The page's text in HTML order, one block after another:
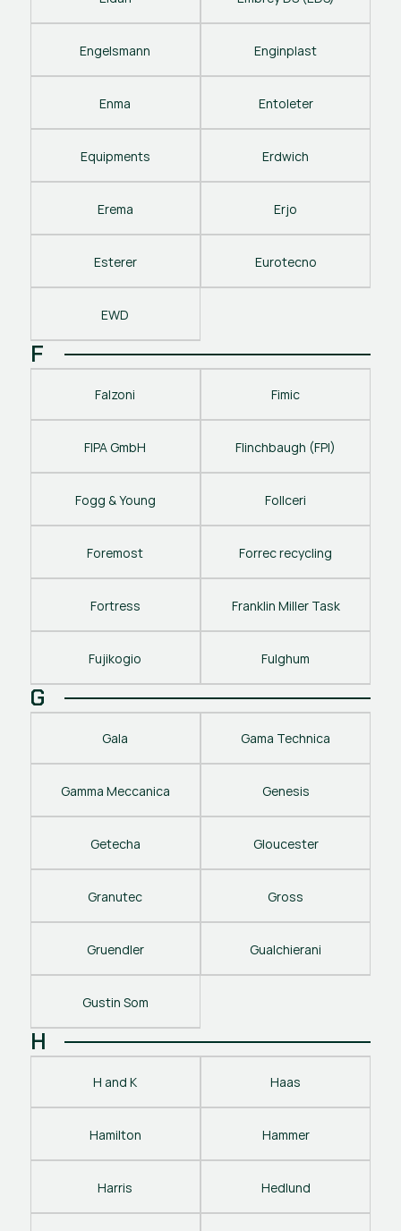
Engelsmann Enginplast
Enma Entoleter
Equipments Erdwich
Erema Erjo
Esterer Eurotecno
EWD
F
Falzoni Fimic
FIPA GmbH Flinchbaugh (FPI)
Fogg & Young Follceri
Foremost Forrec recycling
Fortress Franklin Miller Task
Fujikogio Fulghum
G
Gala Gama Technica
Gamma Meccanica Genesis
Getecha Gloucester
Granutec Gross
Gruendler Gualchierani
Gustin Som
H
H and K Haas
Hamilton Hammer
Harris Hedlund